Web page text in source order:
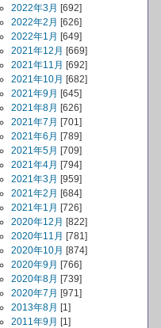
2022年3月 [692]
2022年2月 [626]
2022年1月 [649]
2021年12月 [669]
2021年11月 [692]
2021年10月 [682]
2021年9月 [645]
2021年8月 [626]
2021年7月 [701]
2021年6月 [789]
2021年5月 [709]
2021年4月 [794]
2021年3月 [959]
2021年2月 [684]
2021年1月 [726]
2020年12月 [822]
2020年11月 [781]
2020年10月 [874]
2020年9月 [766]
2020年8月 [739]
2020年7月 [971]
2013年8月 [1]
2011年9月 [1]